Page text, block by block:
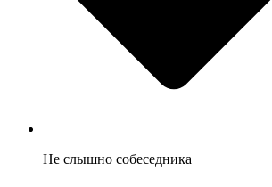
Не слышно собеседника